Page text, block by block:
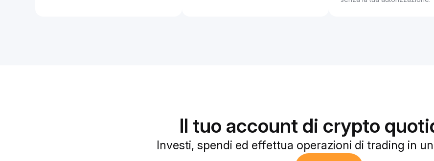
Il tuo account di crypto
Investi, spendi ed effettua operazioni di trading in